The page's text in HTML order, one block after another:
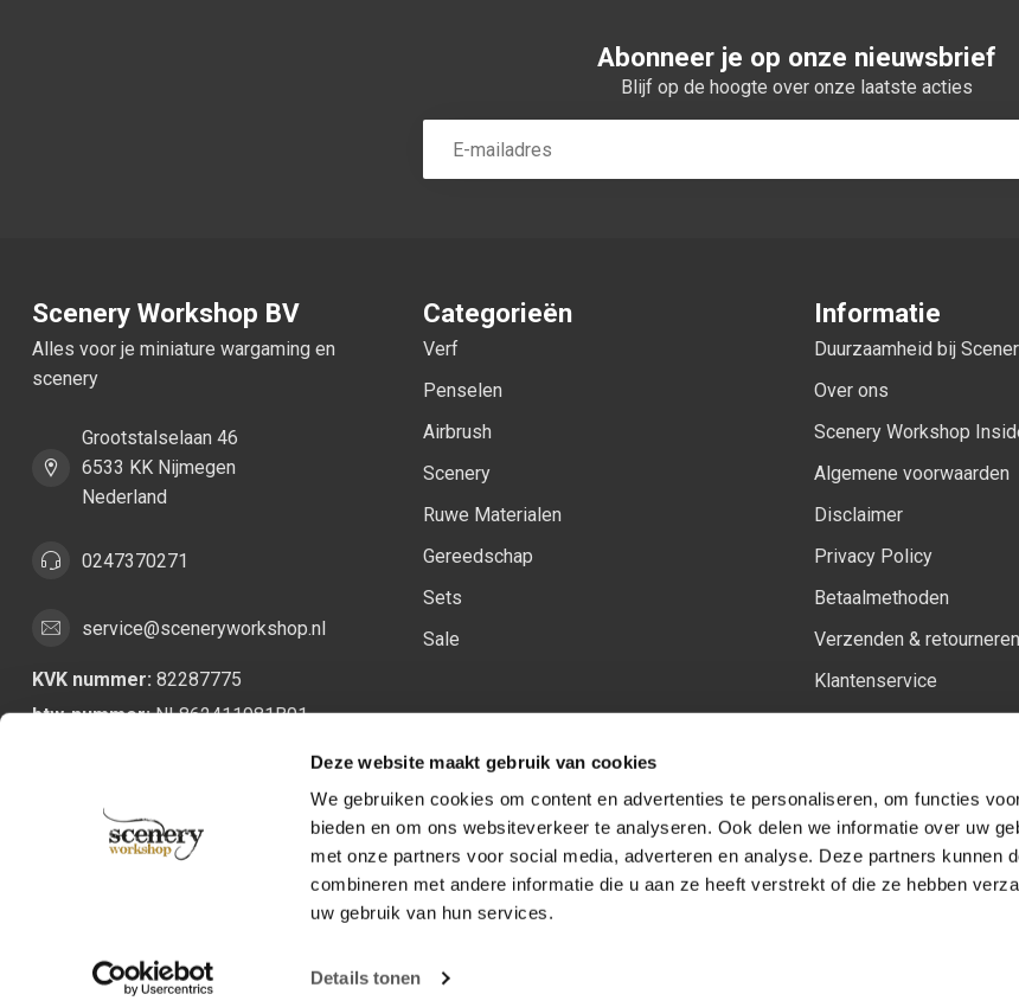
Deze website maakt gebruik van cookies
We gebruiken cookies om content en advertenties te personaliseren, om functies
bieden en om ons websiteverkeer te analyseren. Ook delen we informatie over uw
met onze partners voor social media, adverteren en analyse. Deze partners kunnen
combineren met andere informatie die u aan ze heeft verstrekt of die ze hebben
uw gebruik van hun services.
Details tonen
Abonneer je op onze nieuwsbrief
Blijf op de hoogte over onze laatste acties
Scenery Workshop BV
Alles voor je miniature wargaming en
scenery
Grootstalselaan 46
6533 KK Nijmegen
Nederland
0247370271
service@sceneryworkshop.nl
KVK nummer: 82287775
btw-nummer:NL862411981B01
Categorieën
Verf
Penselen
Airbrush
Scenery
Ruwe Materialen
Gereedschap
Sets
Sale
Informatie
Duurzaamheid bij
Over ons
Scenery Workshop
Algemene voorwaarden
Disclaimer
Privacy Policy
Betaalmethoden
Verzenden & retourneren
Klantenservice
Volg ons op:
Facebook
YoutubeInstagram